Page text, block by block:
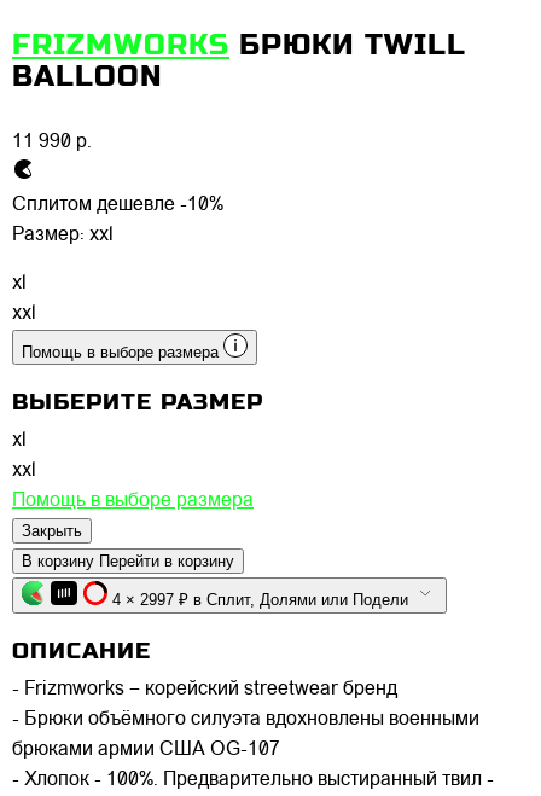
FRIZMWORKS БРЮКИ TWILL
BALLOON
11 990 р.
Сплитом дешевле -10%
Размер: xxl
xl
xxl
Помощь в выборе размера
ВЫБЕРИТЕ РАЗМЕР
xl
xxl
Помощь в выборе размера
Закрыть
В корзину Перейти в корзину
4 × 2997 ₽ в Сплит, Долями или Подели
ОПИСАНИЕ
- Frizmworks – корейский streetwear бренд
- Брюки объёмного силуэта вдохновлены военными
брюками армии США OG-107
- Хлопок - 100%. Предварительно выстиранный твил -